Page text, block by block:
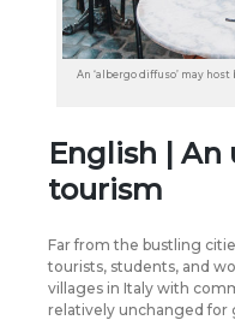
An ‘albergo diffuso’ may
English |
tourism
Far from the bustling
tourists, students, and
villages in Italy with
relatively unchanged for